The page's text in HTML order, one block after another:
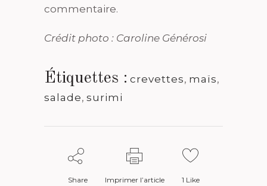
commentaire.
Crédit photo : Caroline Générosi
Étiquettes : crevettes, maïs,
salade, surimi
Share Imprimer l’article 1 Like